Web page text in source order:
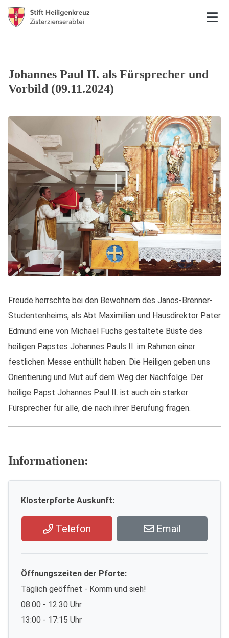
Johannes Paul II. als Fürsprecher und
Vorbild (09.11.2024)
Freude herrschte bei den Bewohnern des Janos-Brenner-
Studentenheims, als Abt Maximilian und Hausdirektor Pater
Edmund eine von Michael Fuchs gestaltete Büste des
heiligen Papstes Johannes Pauls II. im Rahmen einer
festlichen Messe enthüllt haben. Die Heiligen geben uns
Orientierung und Mut auf dem Weg der Nachfolge. Der
heilige Papst Johannes Paul II. ist auch ein starker
Fürsprecher für alle, die nach ihrer Berufung fragen.
Informationen:
Klosterpforte Auskunft:
Telefon Email
Öffnungszeiten der Pforte:
Täglich geöffnet - Komm und sieh!
08:00 - 12:30 Uhr
13:00 - 17:15 Uhr